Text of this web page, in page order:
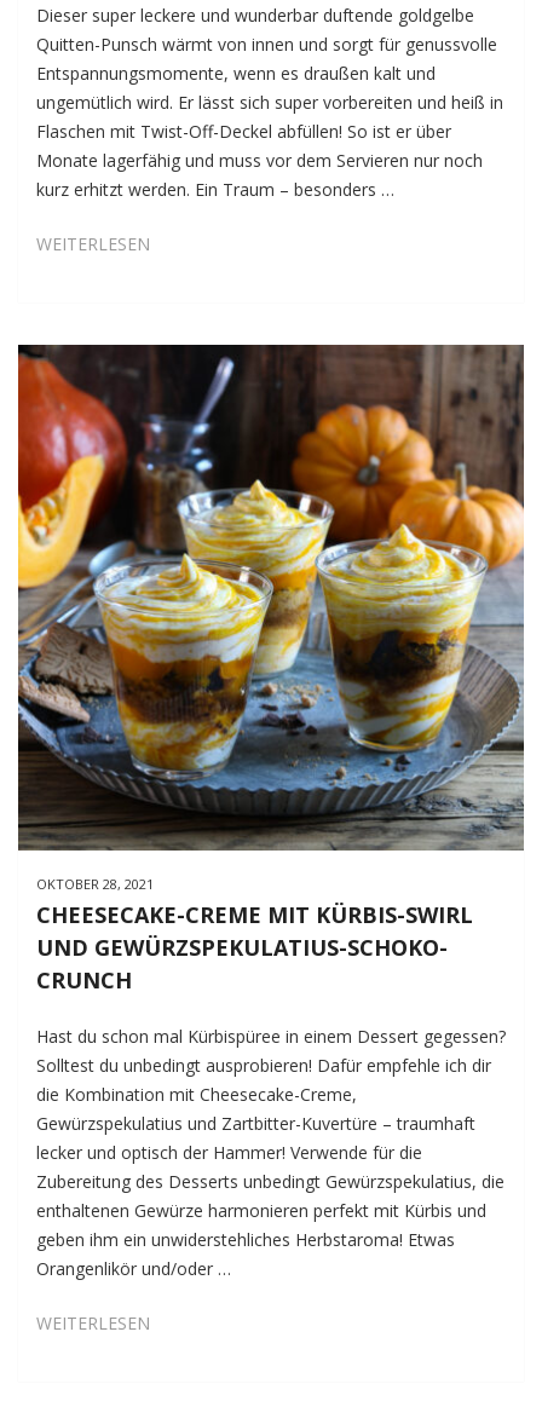
Dieser super leckere und wunderbar duftende goldgelbe
Quitten-Punsch wärmt von innen und sorgt für genussvolle
Entspannungsmomente, wenn es draußen kalt und
ungemütlich wird. Er lässt sich super vorbereiten und heiß in
Flaschen mit Twist-Off-Deckel abfüllen! So ist er über
Monate lagerfähig und muss vor dem Servieren nur noch
kurz erhitzt werden. Ein Traum – besonders …
WEITERLESEN
OKTOBER 28, 2021
CHEESECAKE-CREME MIT KÜRBIS-SWIRL
UND GEWÜRZSPEKULATIUS-SCHOKO-
CRUNCH
Hast du schon mal Kürbispüree in einem Dessert gegessen?
Solltest du unbedingt ausprobieren! Dafür empfehle ich dir
die Kombination mit Cheesecake-Creme,
Gewürzspekulatius und Zartbitter-Kuvertüre – traumhaft
lecker und optisch der Hammer! Verwende für die
Zubereitung des Desserts unbedingt Gewürzspekulatius, die
enthaltenen Gewürze harmonieren perfekt mit Kürbis und
geben ihm ein unwiderstehliches Herbstaroma! Etwas
Orangenlikör und/oder …
WEITERLESEN